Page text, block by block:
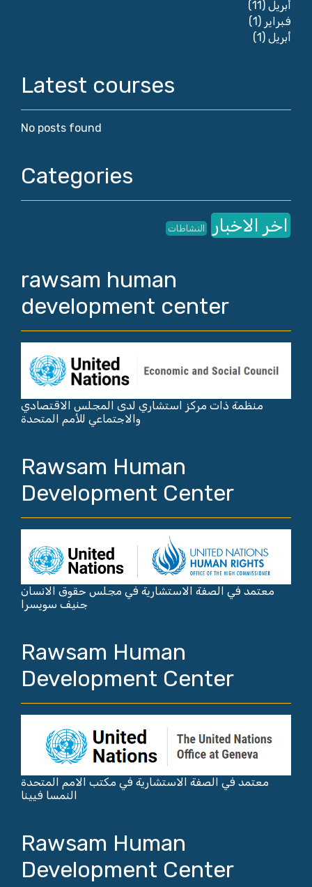
أبريل (11)
فبراير (1)
أبريل (1)
Latest courses
No posts found
Categories
اخر الاخبار النشاطات
rawsam human
development center
منظمة ذات مركز استشاري لدى المجلس الاقتصادي
والاجتماعي للأمم المتحدة
Rawsam Human
Development Center
معتمد في الصفة الاستشارية في مجلس حقوق الانسان
جنيف سويسرا
Rawsam Human
Development Center
معتمد في الصفة الاستشارية في مكتب الامم المتحدة
النمسا فيينا
Rawsam Human
Development Center